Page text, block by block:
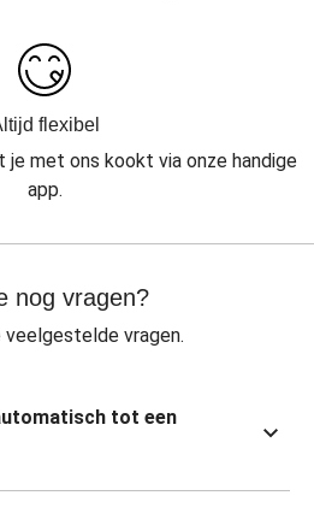
flexibel
je met ons kookt via onze handige
app.
nog vragen?
veelgestelde vragen.
tot een